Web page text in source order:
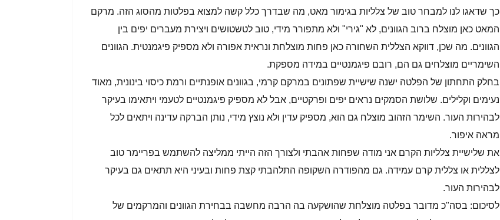
כך שדאגו לנו למבחר טוב של צלליות בגימור מאט, מה שבדרך כלל קשה למצוא בפלטות מהסוג הזה. מרקם
המאט כאן מוצלח ברוב הגוונים, לא "גירי" ולא מתפורר מידי, טוב לטשטושים ויצירת מעברים יפים בין
הגוונים. מה שכן, דווקא הצללית השחורה כאן פחות מוצלחת ונראית אפורה ולא מספיק פיגמנטית. הגוונים
השימריים מוצלחים גם הם, רובם פיגמנטיים במידה מספקת.
בחלק התחתון של הפלטה ישנה שישיית שפתונים במרקם קרמי, בגוונים אופנתיים ורמת כיסוי בינונית, מאוד
נעימים וקלילים. שלושת הסמקים נראים יפים ופרקטיים, אבל לא מספיק פיגמנטיים לטעמי ויתאימו בעיקר
לבהירות העור. השימר הזהוב מוצלח גם הוא, מספיק עדין ולא נוצץ מידי, נותן הברקה עדינה ויתאים לכל
מראה איפור.
את שלישיית צלליות הקרם אני מודה שפחות אהבתי ולצורך הזה הייתי ממליצה להשתמש בפריימר טוב
לצללית או צללית קרם עמידה. גם מהפודרה השקופה התלהבתי קצת פחות ובעיני היא תתאים גם בעיקר
לבהירות העור.
לסיכום: בסה"כ מדובר בפלטה מוצלחת שהושקעה בה הרבה מחשבה בבחירת הגוונים והמרקמים של